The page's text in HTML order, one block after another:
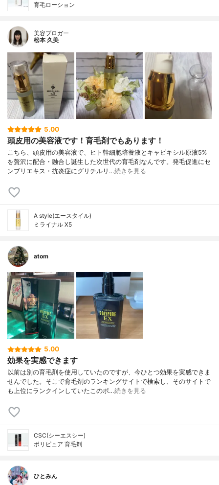
育毛ローション
美容ブロガー
松本 久美
5.00
頭皮用の美容液です！育毛剤でもあります！
こちら、頭皮用の美容液で、ヒト幹細胞培養液とキャピキシル原液5%
を贅沢に配合・融合し誕生した次世代の育毛剤なんです。発毛促進にセ
ンブリエキス・抗炎症にグリチルリ…続きを見る
A style(エースタイル)
ミライナル X5
atom
5.00
効果を実感できます
以前は別の育毛剤を使用していたのですが、今ひとつ効果を実感できま
せんでした。そこで育毛剤のランキングサイトで検索し、そのサイトで
も上位にランクインしていたこのポ…続きを見る
CSC(シーエスシー)
ポリピュア 育毛剤
ひとみん